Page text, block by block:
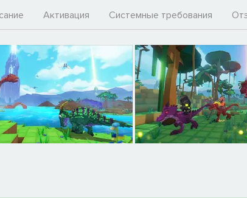
Активация Системные требования